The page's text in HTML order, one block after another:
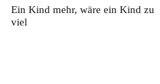
Ein Kind mehr, wäre ein Kind zu
viel